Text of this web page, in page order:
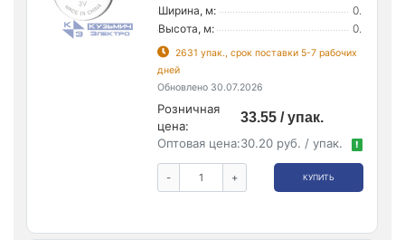
Ширина, м:
0.
Высота, м:
0.
2631 упак., срок поставки 5-7 рабочих
дней
Обновлено 30.07.2026
Розничная
цена:
33.55 / упак.
Оптовая цена:30.20 руб. / упак. !
- + КУПИТЬ